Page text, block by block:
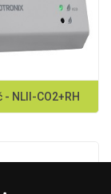
- NLII-CO2+RH